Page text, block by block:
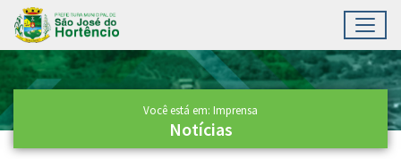
Ir para conteúdo principal
Conteúdo Principal
Você está em: Imprensa
Notícias